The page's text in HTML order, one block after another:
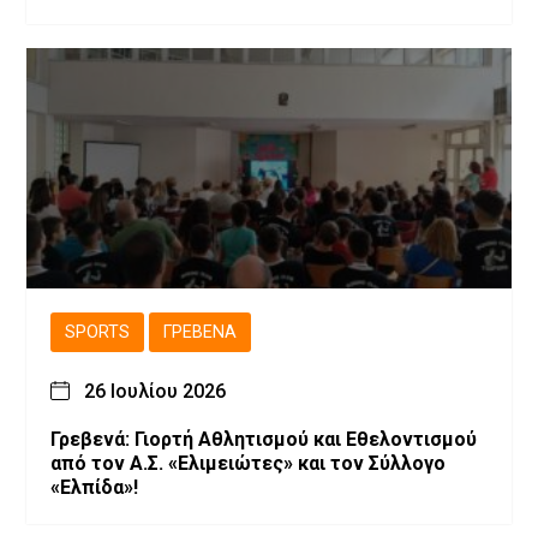
SPORTS ΓΡΕΒΕΝΆ
26 Ιουλίου 2026
Γρεβενά: Γιορτή Αθλητισμού και Εθελοντισμού
από τον Α.Σ. «Ελιμειώτες» και τον Σύλλογο
«Ελπίδα»!